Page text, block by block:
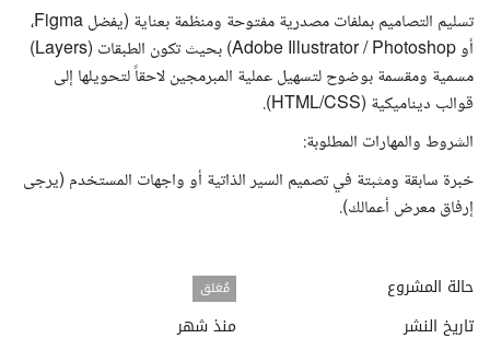
تسليم التصاميم بملفات مصدرية مفتوحة ومنظمة بعناية (يفضل Figma،
أو Adobe Illustrator / Photoshop) بحيث تكون الطبقات (Layers)
مسمية ومقسمة بوضوح لتسهيل عملية المبرمجين لاحقاً لتحويلها إلى
قوالب ديناميكية (HTML/CSS).
الشروط والمهارات المطلوبة:
خبرة سابقة ومثبتة في تصميم السير الذاتية أو واجهات المستخدم (يرجى
إرفاق معرض أعمالك).
حالة المشروع مُغلق
تاريخ النشر
منذ شهر